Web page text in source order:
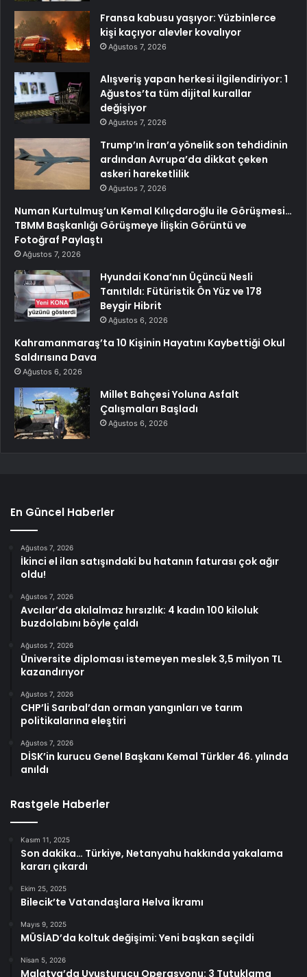
Fransa kabusu yaşıyor: Yüzbinlerce
kişi kaçıyor alevler kovalıyor
Ağustos 7, 2026
Alışveriş yapan herkesi ilgilendiriyor: 1
Ağustos’ta tüm dijital kurallar
değişiyor
Ağustos 7, 2026
Trump’ın İran’a yönelik son tehdidinin
ardından Avrupa’da dikkat çeken
askeri hareketlilik
Ağustos 7, 2026
Numan Kurtulmuş’un Kemal Kılıçdaroğlu ile Görüşmesi…
TBMM Başkanlığı Görüşmeye İlişkin Görüntü ve
Fotoğraf Paylaştı
Ağustos 7, 2026
Hyundai Kona’nın Üçüncü Nesli
Tanıtıldı: Fütüristik Ön Yüz ve 178
Beygir Hibrit
Ağustos 6, 2026
Kahramanmaraş’ta 10 Kişinin Hayatını Kaybettiği Okul
Saldırısına Dava
Ağustos 6, 2026
Millet Bahçesi Yoluna Asfalt
Çalışmaları Başladı
Ağustos 6, 2026
En Güncel Haberler
Ağustos 7, 2026
İkinci el ilan satışındaki bu hatanın faturası çok ağır
oldu!
Ağustos 7, 2026
Avcılar’da akılalmaz hırsızlık: 4 kadın 100 kiloluk
buzdolabını böyle çaldı
Ağustos 7, 2026
Üniversite diploması istemeyen meslek 3,5 milyon TL
kazandırıyor
Ağustos 7, 2026
CHP’li Sarıbal’dan orman yangınları ve tarım
politikalarına eleştiri
Ağustos 7, 2026
DİSK’in kurucu Genel Başkanı Kemal Türkler 46. yılında
anıldı
Rastgele Haberler
Kasım 11, 2025
Son dakika… Türkiye, Netanyahu hakkında yakalama
kararı çıkardı
Ekim 25, 2025
Bilecik’te Vatandaşlara Helva İkramı
Mayıs 9, 2025
MÜSİAD’da koltuk değişimi: Yeni başkan seçildi
Nisan 5, 2026
Malatya’da Uyuşturucu Operasyonu: 3 Tutuklama